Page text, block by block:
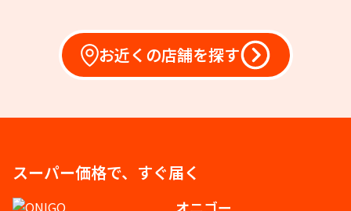
お近くの店舗を探す
スーパー価格で、すぐ届く